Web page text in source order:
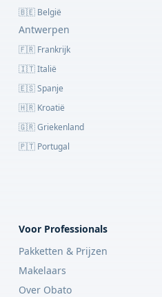
🇧🇪 België
Antwerpen
🇫🇷 Frankrijk
🇮🇹 Italië
🇪🇸 Spanje
🇭🇷 Kroatië
🇬🇷 Griekenland
🇵🇹 Portugal
Voor Professionals
Pakketten & Prijzen
Makelaars
Over Obato